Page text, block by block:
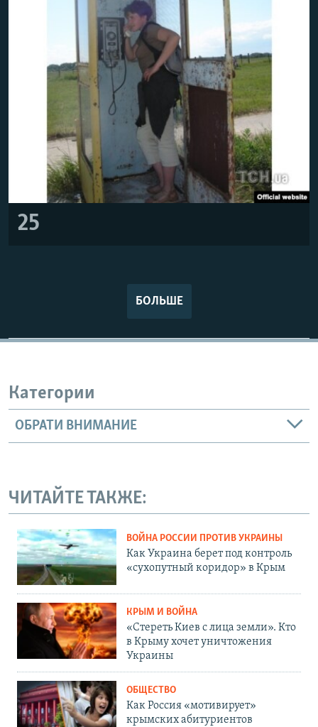
25
БОЛЬШЕ
Категории
ОБРАТИ ВНИМАНИЕ
ЧИТАЙТЕ ТАКЖЕ:
ВОЙНА РОССИИ ПРОТИВ УКРАИНЫ
Как Украина берет под контроль
«сухопутный коридор» в Крым
КРЫМ И ВОЙНА
«Стереть Киев с лица земли». Кто
в Крыму хочет уничтожения
Украины
ОБЩЕСТВО
Как Россия «мотивирует»
крымских абитуриентов